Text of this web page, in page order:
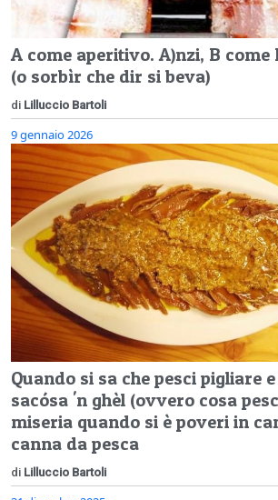
A come aperitivo. A)nzi, B
(o sorbìr che dir si beva)
di Lilluccio Bartoli
9 gennaio 2026
Quando si sa che pesci pigliare
sacósa 'n ghèl (ovvero cosa
miseria quando si è poveri in
canna da pesca
di Lilluccio Bartoli